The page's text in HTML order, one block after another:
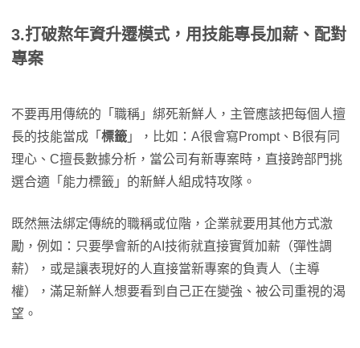
3.打破熬年資升遷模式，用技能專長加薪、配對
專案
不要再用傳統的「職稱」綁死新鮮人，主管應該把每個人擅
長的技能當成「 標籤 」，比如：A很會寫Prompt、B很有同
理心、C擅長數據分析，當公司有新專案時，直接跨部門挑
選合適「能力標籤」的新鮮人組成特攻隊。
既然無法綁定傳統的職稱或位階，企業就要用其他方式激
勵，例如：只要學會新的AI技術就直接實質加薪（彈性調
薪），或是讓表現好的人直接當新專案的負責人（主導
權），滿足新鮮人想要看到自己正在變強、被公司重視的渴
望。